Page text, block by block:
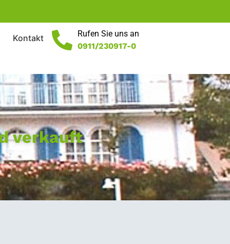
Kontakt
Rufen Sie uns an
0911/230917-0
verkauft